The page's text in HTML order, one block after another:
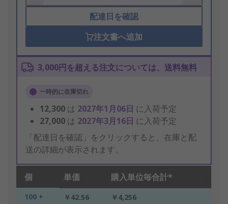
配達日を確認
注文書へ追加
3,000円を超える注文については、送料無料
一時的に在庫切れ
12,300 は 2027年1月06日 に入荷予定
27,000 は 2027年3月16日 に入荷予定
「配達日を確認」をクリックすると、在庫と配
送の詳細が表示されます。
個 単価 購入単位毎合計*
100 + ￥42.56 ￥4,256